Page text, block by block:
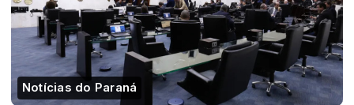
Notícias do Paraná